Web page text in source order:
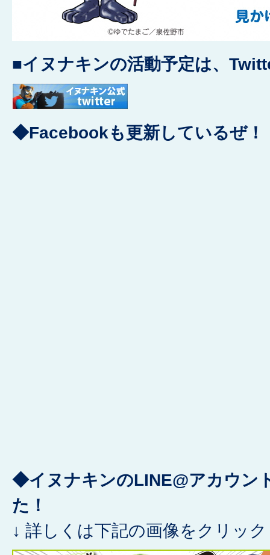
■イヌナキンの活動予定は、
◆Facebookも更新しているぜ！
◆イヌナキンのLINE@アカウン
た！
↓ 詳しくは下記の画像をクリッ